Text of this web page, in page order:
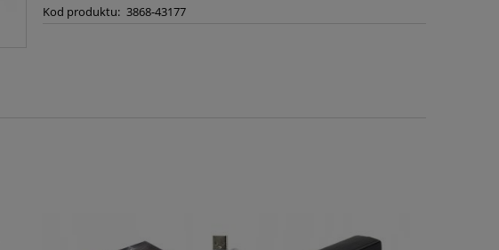
Kod produktu: 3868-43177